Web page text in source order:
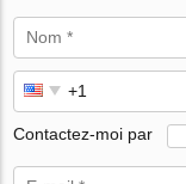
Contactez-moi par